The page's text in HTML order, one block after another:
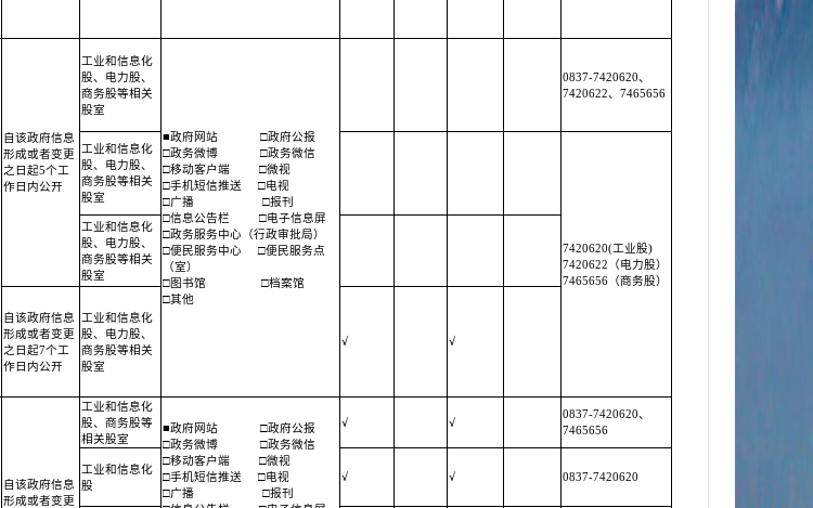
自该政府信息
形成或者变更
之日起5个工
作日内公开
工业和信息化
股、电力股、
商务股等相关
股室
■政府网站
□政府公报
□政务微博
□政务微信
□移动客户端
□微视
□手机短信推送
□电视
□广播
□报刊
□信息公告栏
□电子信息屏
□政务服务中心（行政审批局）
□便民服务中心
□便民服务点
（室）
□图书馆
□档案馆
□其他
0837-7420620、
7420622、7465656
工业和信息化
股、电力股、
商务股等相关
股室
7420620(工业股)
7420622（电力股）
7465656（商务股）
工业和信息化
股、电力股、
商务股等相关
股室
自该政府信息
形成或者变更
之日起7个工
作日内公开
工业和信息化
股、电力股、
商务股等相关
股室
√ √
自该政府信息
形成或者变更
工业和信息化
股、商务股等
相关股室
■政府网站
□政府公报
□政务微博
□政务微信
□移动客户端
□微视
□手机短信推送
□电视
□广播
□报刊
√ √
0837-7420620、
7465656
工业和信息化
股
√ √ 0837-7420620